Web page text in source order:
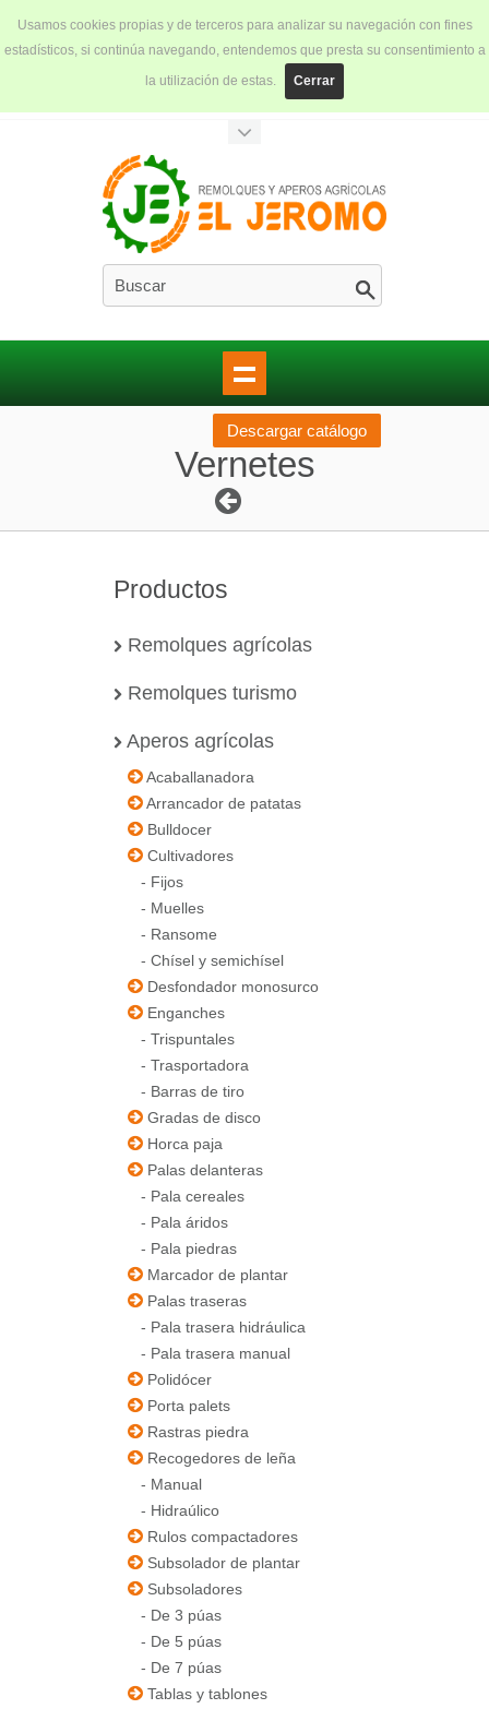
Usamos cookies propias y de terceros para analizar su navegación con fines
estadísticos, si continúa navegando, entendemos que presta su consentimiento a
la utilización de estas.
Cerrar
Descargar catálogo
Vernetes
Productos
Remolques agrícolas
Remolques turismo
Aperos agrícolas
Acaballanadora
Arrancador de patatas
Bulldocer
Cultivadores
- Fijos
- Muelles
- Ransome
- Chísel y semichísel
Desfondador monosurco
Enganches
- Trispuntales
- Trasportadora
- Barras de tiro
Gradas de disco
Horca paja
Palas delanteras
- Pala cereales
- Pala áridos
- Pala piedras
Marcador de plantar
Palas traseras
- Pala trasera hidráulica
- Pala trasera manual
Polidócer
Porta palets
Rastras piedra
Recogedores de leña
- Manual
- Hidraúlico
Rulos compactadores
Subsolador de plantar
Subsoladores
- De 3 púas
- De 5 púas
- De 7 púas
Tablas y tablones